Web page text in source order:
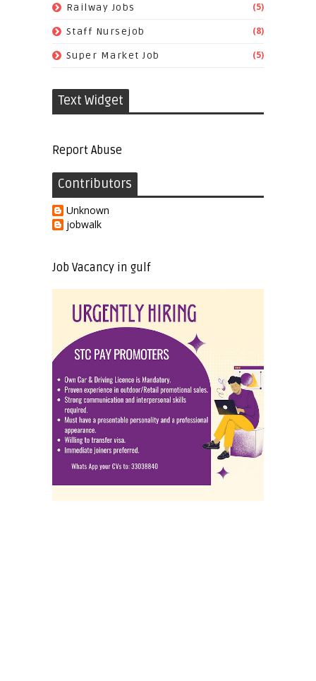
Railway Jobs (5)
Staff Nursejob (8)
Super Market Job (5)
Text Widget
Report Abuse
Contributors
Unknown
jobwalk
Job Vacancy in gulf